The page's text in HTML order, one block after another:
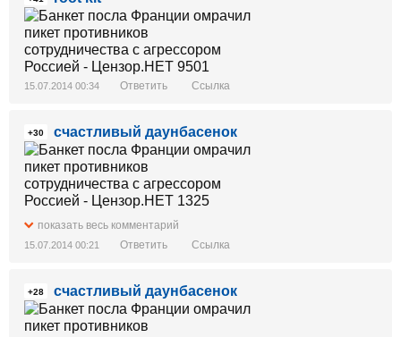
15.07.2014 00:34 Ответить Ссылка
+30 счастливый даунбасенок
показать весь комментарий
15.07.2014 00:21 Ответить Ссылка
+28 счастливый даунбасенок